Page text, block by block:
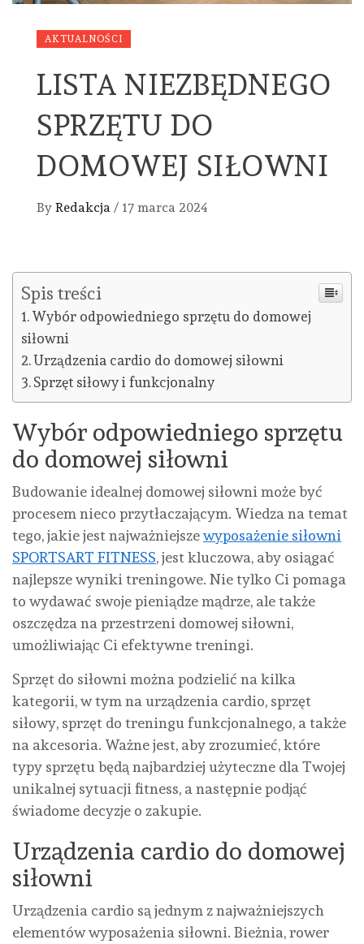
AKTUALNOŚCI
LISTA NIEZBĘDNEGO
SPRZĘTU DO
DOMOWEJ SIŁOWNI
By Redakcja / 17 marca 2024
Spis treści
Wybór odpowiedniego sprzętu do domowej
siłowni
Urządzenia cardio do domowej siłowni
Sprzęt siłowy i funkcjonalny
Wybór odpowiedniego sprzętu
do domowej siłowni
Budowanie idealnej domowej siłowni może być
procesem nieco przytłaczającym. Wiedza na temat
tego, jakie jest najważniejszewyposażenie siłowni
SPORTSART FITNESS, jest kluczowa, aby osiągać
najlepsze wyniki treningowe. Nie tylko Ci pomaga
to wydawać swoje pieniądze mądrze, ale także
oszczędza na przestrzeni domowej siłowni,
umożliwiając Ci efektywne treningi.
Sprzęt do siłowni można podzielić na kilka
kategorii, w tym na urządzenia cardio, sprzęt
siłowy, sprzęt do treningu funkcjonalnego, a także
na akcesoria. Ważne jest, aby zrozumieć, które
typy sprzętu będą najbardziej użyteczne dla Twojej
unikalnej sytuacji fitness, a następnie podjąć
świadome decyzje o zakupie.
Urządzenia cardio do domowej
siłowni
Urządzenia cardio są jednym z najważniejszych
elementów wyposażenia siłowni. Bieżnia, rower